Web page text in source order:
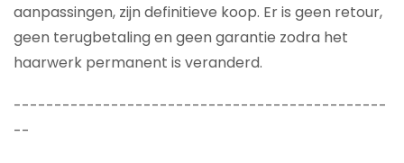
aanpassingen, zijn definitieve koop. Er is geen retour,
geen terugbetaling en geen garantie zodra het
haarwerk permanent is veranderd.
----------------------------------------------
--